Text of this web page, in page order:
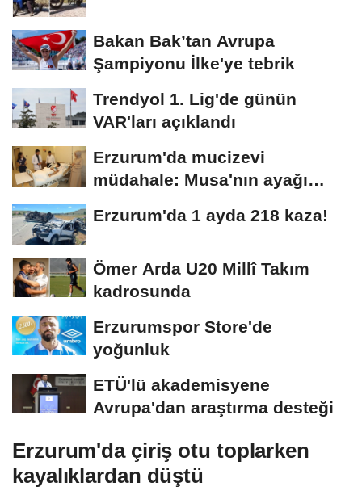
Bakan Bak’tan Avrupa
Şampiyonu İlke'ye tebrik
Trendyol 1. Lig'de günün
VAR'ları açıklandı
Erzurum'da mucizevi
müdahale: Musa'nın ayağı
Erzurum'da 1 ayda 218 kaza!
Ömer Arda U20 Millî Takım
kadrosunda
Erzurumspor Store'de
yoğunluk
ETÜ'lü akademisyene
Avrupa'dan araştırma desteği
Erzurum'da çiriş otu toplarken
kayalıklardan düştü